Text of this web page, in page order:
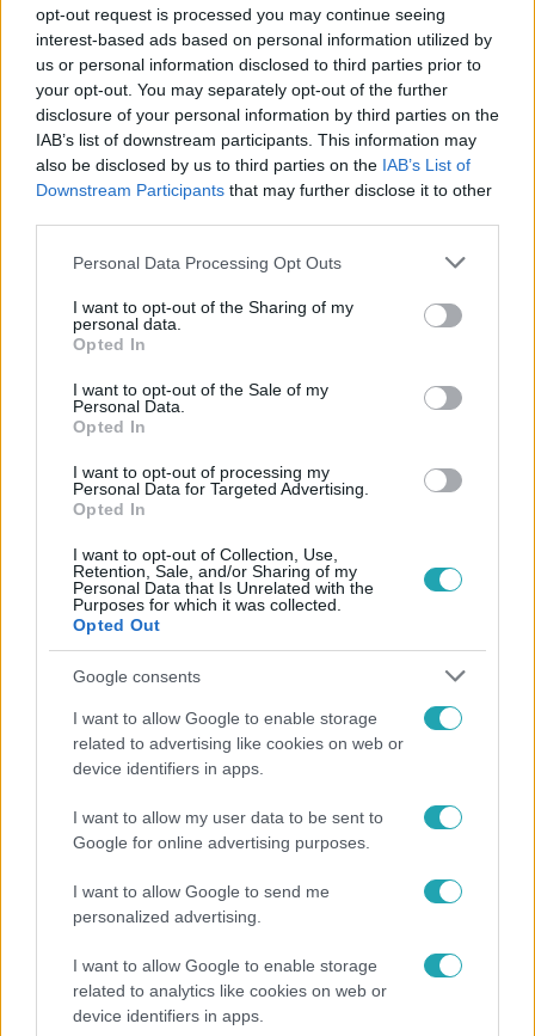
opt-out request is processed you may continue seeing
interest-based ads based on personal information utilized by
us or personal information disclosed to third parties prior to
your opt-out. You may separately opt-out of the further
disclosure of your personal information by third parties on the
IAB’s list of downstream participants. This information may
also be disclosed by us to third parties on the IAB’s List of
Downstream Participants that may further disclose it to other
Please note that this website/app uses one or more Google
not limited to your visit or usage behaviour. You may click to
grant or deny consent to Google and its third-party tags to
use your data for below specified purposes in below Google
consent section.
Personal Data Processing Opt Outs
I want to opt-out of the Sharing of my
personal data.
Opted In
I want to opt-out of the Sale of my
Personal Data.
Opted In
I want to opt-out of processing my
Personal Data for Targeted Advertising.
Opted In
I want to opt-out of Collection, Use,
Retention, Sale, and/or Sharing of my
Personal Data that Is Unrelated with the
Purposes for which it was collected.
Opted Out
Google consents
I want to allow Google to enable storage
related to advertising like cookies on web or
device identifiers in apps.
I want to allow my user data to be sent to
Google for online advertising purposes.
I want to allow Google to send me
personalized advertising.
I want to allow Google to enable storage
related to analytics like cookies on web or
device identifiers in apps.
Kövess minket, és értesülj a friss
hírekről a Facebookon is!
Követem
MOST WANTED - A HAJSZA
SEBESTYÉN BALÁZS # ADÁSRÉSZLETEK
FROHNER FECÓ
DUNA
Népszerű
8:33